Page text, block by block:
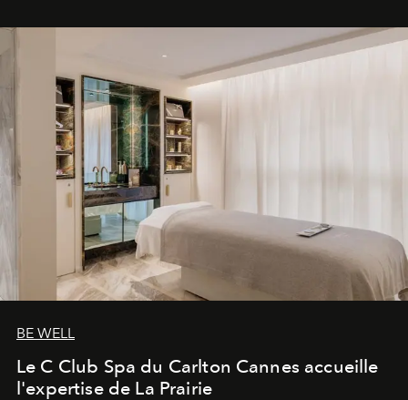
BE WELL
Le C Club Spa du Carlton Cannes accueille
l'expertise de La Prairie